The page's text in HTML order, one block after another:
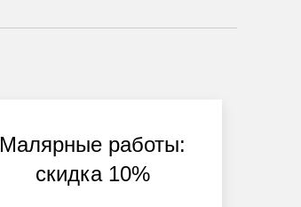
Малярные работы:
скидка 10%